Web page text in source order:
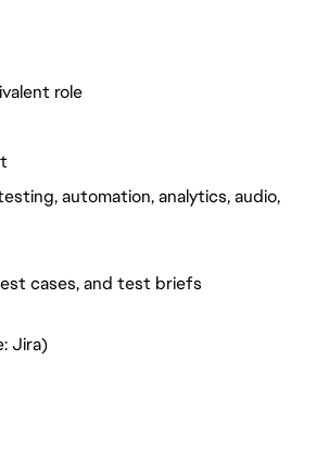
role
automation, analytics, audio,
cases, and test briefs
Jira)